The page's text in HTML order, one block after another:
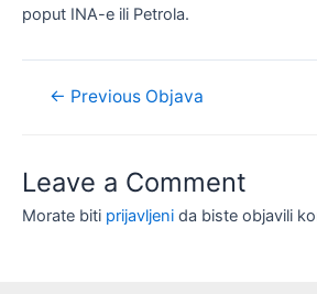
poput INA-e ili Petrola.
Navigacija
← Previous Objava
Leave a Comment
Morate biti prijavljeni da biste objavili